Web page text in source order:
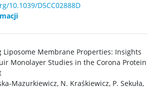
10.1039/D5CC02888D
Liposome Membrane Properties: Insights
Monolayer Studies in the Corona Protein
Mazurkiewicz, N. Kraśkiewicz, P. Sekuła,